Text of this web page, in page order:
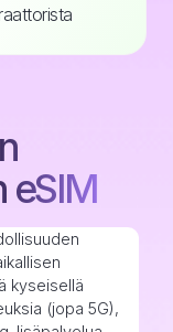
eSIM
kyseisellä
(jopa 5G),